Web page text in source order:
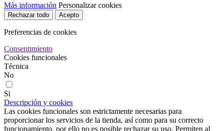
Más información Personalizar cookies
Rechazar todo Acepto
Preferencias de cookies
Consentimiento
Cookies funcionales
Técnica
No
Si
Descripción y cookies
Las cookies funcionales son estrictamente necesarias para
proporcionar los servicios de la tienda, así como para su correcto
funcionamiento, por ello no es posible rechazar su uso. Permiten al